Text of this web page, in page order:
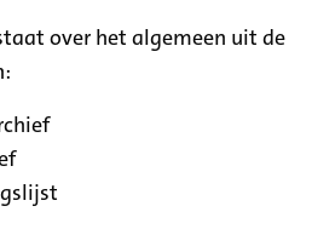
over het algemeen uit de